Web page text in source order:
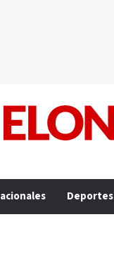
Deportes